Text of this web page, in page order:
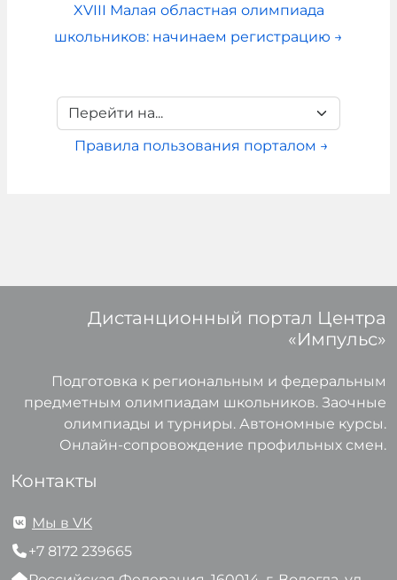
XVIII Малая областная олимпиада
школьников: начинаем регистрацию →
Перейти на...
Правила пользования порталом →
Дистанционный портал Центра
«Импульс»
Подготовка к региональным и федеральным
предметным олимпиадам школьников. Заочные
олимпиады и турниры. Автономные курсы.
Онлайн-сопровождение профильных смен.
Контакты
Мы в VK
+7 8172 239665